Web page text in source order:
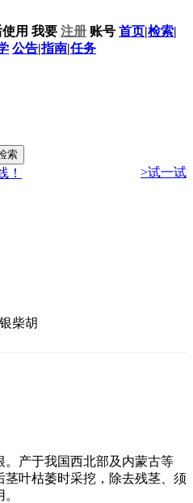
使用 我要 注册 账号 首页|检索|
公告|指南|任务
！ >试一试
产于我国西北部及内蒙古等
叶枯萎时采挖，除去残茎、须